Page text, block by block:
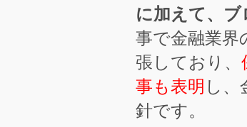
に加えて、
事で金融業界
張しており、
事も表明 し
針です。